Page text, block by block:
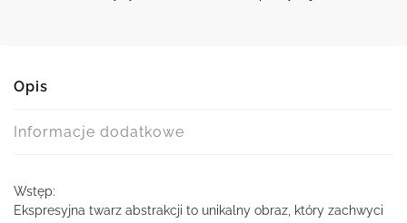
Opis
Informacje dodatkowe
Wstęp:
Ekspresyjna twarz abstrakcji to unikalny obraz, który zachwyci